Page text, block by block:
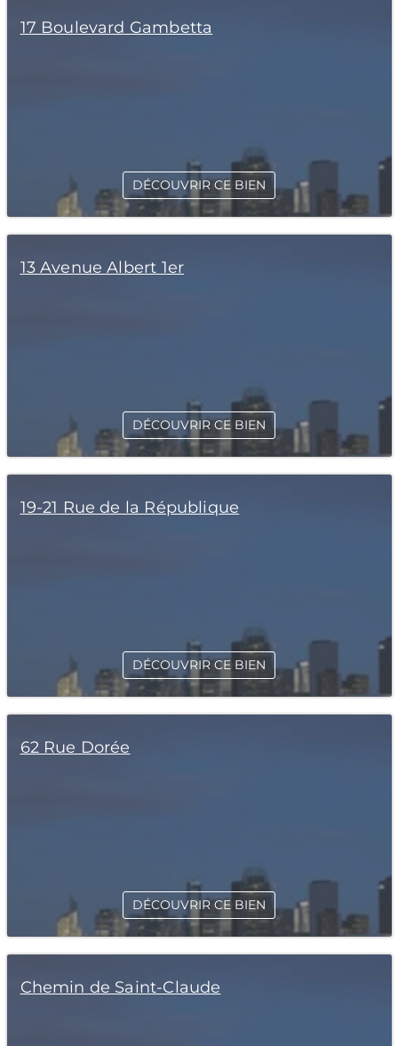
17 Boulevard Gambetta
DÉCOUVRIR CE BIEN
13 Avenue Albert 1er
DÉCOUVRIR CE BIEN
19-21 Rue de la République
DÉCOUVRIR CE BIEN
62 Rue Dorée
DÉCOUVRIR CE BIEN
Chemin de Saint-Claude